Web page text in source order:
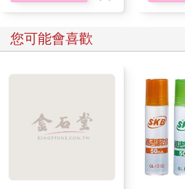
您可能會喜歡